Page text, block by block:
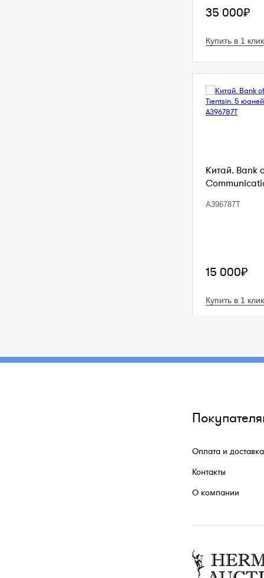
35 000₽
Купить в 1 клик
Китай. Bank
A396787T
15 000₽
Купить в 1 клик
Оплата и доставка
Контакты
О компании